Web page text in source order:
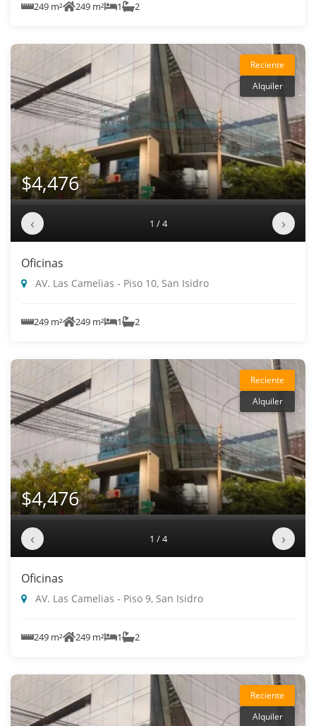
249 m² 249 m² 1 2
Reciente
Alquiler
$4,476
‹ 1 / 4 ›
Oficinas
AV. Las Camelias - Piso 10, San Isidro
249 m² 249 m² 1 2
Reciente
Alquiler
$4,476
‹ 1 / 4 ›
Oficinas
AV. Las Camelias - Piso 9, San Isidro
249 m² 249 m² 1 2
Reciente
Alquiler